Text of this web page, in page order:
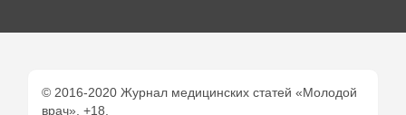
© 2016-2020 Журнал медицинских статей «Молодой
врач». +18.